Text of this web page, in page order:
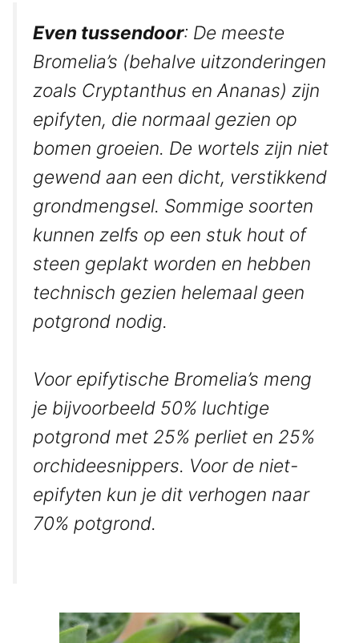
Even tussendoor: De meeste
Bromelia’s (behalve uitzonderingen
zoals Cryptanthus en Ananas) zijn
epifyten, die normaal gezien op
bomen groeien. De wortels zijn niet
gewend aan een dicht, verstikkend
grondmengsel. Sommige soorten
kunnen zelfs op een stuk hout of
steen geplakt worden en hebben
technisch gezien helemaal geen
potgrond nodig.
Voor epifytische Bromelia’s meng
je bijvoorbeeld 50% luchtige
potgrond met 25% perliet en 25%
orchideesnippers. Voor de niet-
epifyten kun je dit verhogen naar
70% potgrond.